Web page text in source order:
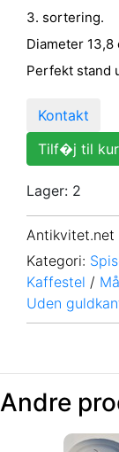
3. sortering.
Diameter 13,8
Perfekt stand
Kontakt
Lager: 2
Antikvitet.net
Kategori:
Kaffestel /
Uden
Andre